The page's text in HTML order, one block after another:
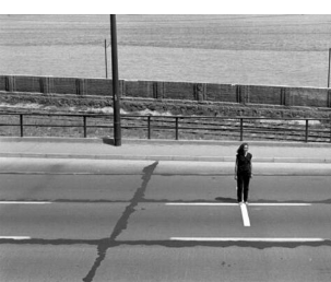
Museo Centro de Arte Dos de
en Móstoles —que es quien
el MAC Panamá y BIENALSUR,
través del MUNTREF de Buenos
como objetivo, además,
entre las instituciones.